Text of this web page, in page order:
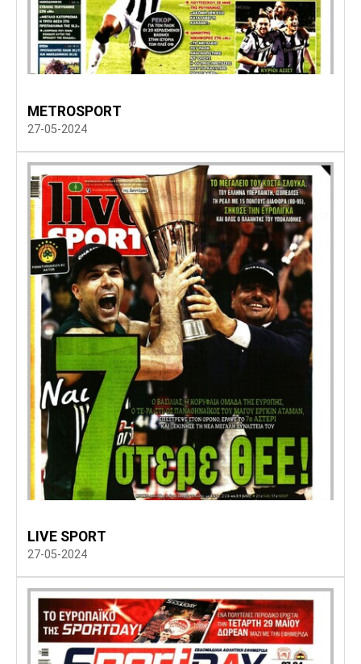
METROSPORT
27-05-2024
LIVE SPORT
27-05-2024